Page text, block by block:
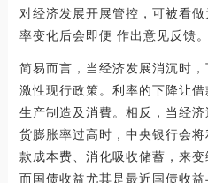
对经济发展开展管控，可被看
率变化后会即便 作出意见反馈。
简易而言，当经济发展消沉时
激性现行政策。利率的下降让
生产制造及消費。相反，当经
货膨胀率过高时，中央银行会
款成本费、消化吸收储蓄，来变
而国债收益尤其是最近国债收益